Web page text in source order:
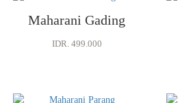
Maharani Gading
IDR. 499.000